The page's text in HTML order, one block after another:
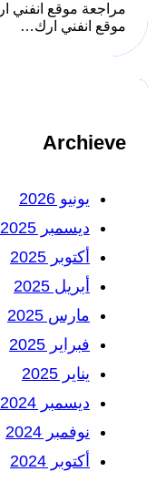
موقع انفني ارك…
Archieve
يونيو 2026
ديسمبر 2025
أكتوبر 2025
أبريل 2025
مارس 2025
فبراير 2025
يناير 2025
ديسمبر 2024
نوفمبر 2024
أكتوبر 2024